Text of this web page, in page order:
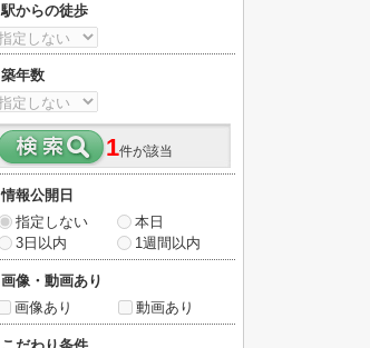
駅からの徒歩
築年数
1件が該当
情報公開日
指定しない
本日
3日以内
1週間以内
画像・動画あり
画像あり
動画あり